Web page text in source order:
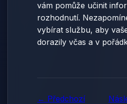
vám pomůže učinit
rozhodnutí.
vybírat službu, aby
dorazily včas a v
← Předchozí